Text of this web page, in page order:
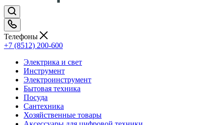
Телефоны
+7 (8512) 200-600
Электрика и свет
Инструмент
Электроинструмент
Бытовая техника
Посуда
Сантехника
Хозяйственные товары